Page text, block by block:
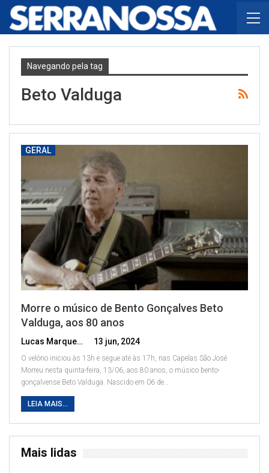
Navegando pela tag
Beto Valduga
GERAL
Morre o músico de Bento Gonçalves Beto
Valduga, aos 80 anos
Lucas Marques 13 jun, 2024
O velório iniciou às 13h e segue até às 17h, nas Capelas São José
Morreu nesta quinta-feira, 13/06, aos 80 anos, o músico bento-
gonçalvense Beto Valduga. Nascido em 06 de…
LEIA MAIS...
Mais lidas